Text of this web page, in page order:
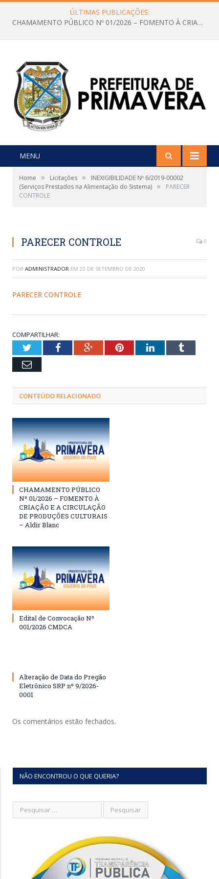
ÚLTIMAS PUBLICAÇÕES:
CHAMAMENTO PÚBLICO Nº 01/2026 – FOMENTO À CRIAÇÃO E A CIRCULAÇÃO DE PRODUÇÕES CULTURAIS – Aldir Blanc
MENU
Home » Licitações »
INEXIGIBILIDADE Nº 6/2019-00002
(Serviços Prestados na Alimentação do Sistema) »
PARECER
CONTROLE
PARECER CONTROLE 0
POR ADMINISTRADOR EM 23 DE SETEMBRO DE 2020
PARECER CONTROLE
COMPARTILHAR:
TwitterFacebookGoogle+PinterestLinkedInTumblr
Email
CONTEÚDO RELACIONADO
CHAMAMENTO PÚBLICO
Nº 01/2026 – FOMENTO À
CRIAÇÃO E A CIRCULAÇÃO
DE PRODUÇÕES CULTURAIS
– Aldir Blanc
Edital de Convocação Nº
001/2026 CMDCA
Alteração de Data do Pregão
Eletrônico SRP nº 9/2026-
0001
Os comentários estão fechados.
NÃO ENCONTROU O QUE QUERIA?